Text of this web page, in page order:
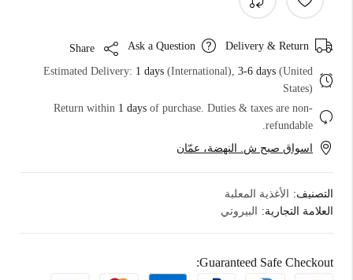
Delivery & Return
Ask a Question
Estimated Delivery: 1 days (International), 3-6 days (United
States)
Return within 1 days of purchase. Duties & taxes are non-
refundable.
اسواق صبح ش. النهضة، عمّان
التصنيف:
الأغذية المعلبة
العلامة التجارية:
البيروتي
Guaranteed Safe Checkout: